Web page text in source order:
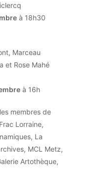
à 18h30
Marceau
et Rose Mahé
à 16h
membres de
Lorraine,
La
MCL Metz,
Artothèque,